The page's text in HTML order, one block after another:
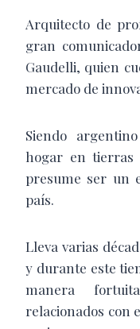
Arquitecto de
gran
Gaudelli, quien
mercado de
Siendo
hogar en tierras
presume ser un
país.
Lleva varias
y durante este
manera
relacionados con